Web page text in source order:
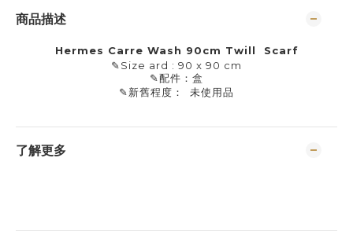
商品描述
Hermes Carre Wash 90cm Twill
Scarf
✎Size ard : 90 x 90 cm
✎配件：盒
✎新舊程度： 未使用品
了解更多